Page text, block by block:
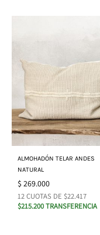
ALMOHADÓN TELAR ANDES
NATURAL
$ 269.000
12 CUOTAS DE $22.417
$215.200 TRANSFERENCIA